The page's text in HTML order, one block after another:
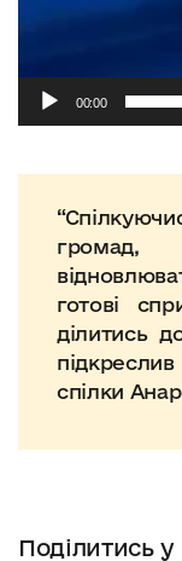
00:00
готові
ділитись
спілки
Поділитись